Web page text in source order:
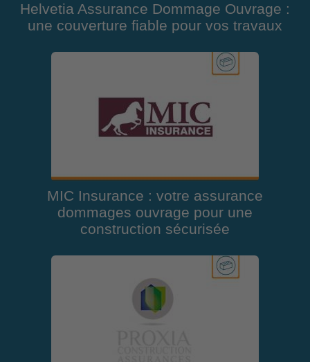
Helvetia Assurance Dommage Ouvrage :
une couverture fiable pour vos travaux
MIC Insurance : votre assurance
dommages ouvrage pour une
construction sécurisée